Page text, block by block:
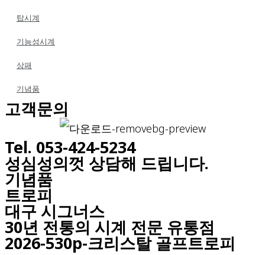
탑시계
기능성시계
상패
기념품
고객문의
Tel. 053-424-5234
성심성의껏 상담해 드립니다.
기념품
트로피
대구 시그너스
30년 전통의 시계 전문 유통점
2026-530p-크리스탈 골프트로피